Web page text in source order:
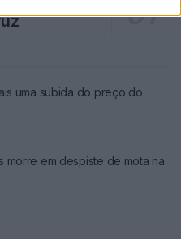
uma subida do preço do
morre em despiste de mota na